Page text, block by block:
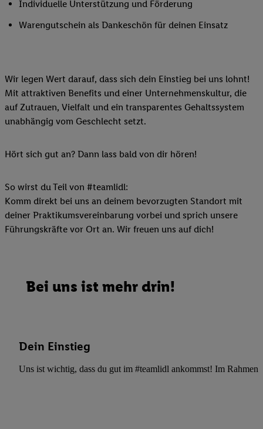
Individuelle Unterstützung und Förderung
Warengutschein als Dankeschön für deinen Einsatz
Wir legen Wert darauf, dass sich dein Einstieg bei uns lohnt!
Mit attraktiven Benefits und einer Unternehmenskultur, die
auf Zutrauen, Vielfalt und ein transparentes Gehaltssystem
unabhängig vom Geschlecht setzt.
Hört sich gut an? Dann lass bald von dir hören!
So wirst du Teil von #teamlidl:
Komm direkt bei uns an deinem bevorzugten Standort mit
deiner Praktikumsvereinbarung vorbei und sprich unsere
Führungskräfte vor Ort an. Wir freuen uns auf dich!
Bei uns ist mehr drin!
Dein Einstieg
Uns ist wichtig, dass du gut im #teamlidl ankommst! Im Rahmen